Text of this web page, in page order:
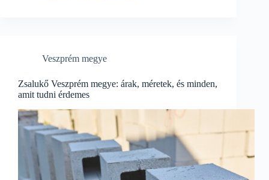
Veszprém megye
Zsalukő Veszprém megye: árak, méretek, és minden,
amit tudni érdemes